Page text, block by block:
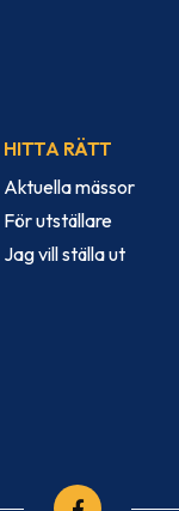
HITTA RÄTT
Aktuella mässor
För utställare
Jag vill ställa ut